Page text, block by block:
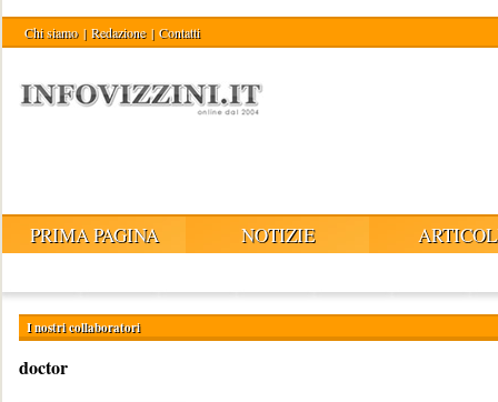
Chi siamo | Redazione | Contatti
PRIMA PAGINA NOTIZIE
I nostri collaboratori
doctor